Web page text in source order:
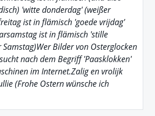
'witte donderdag' (weißer
ist in flämisch 'goede vrijdag'
ist in flämisch 'stille
Bilder von Osterglocken
nach dem Begriff 'Paasklokken'
im Internet.Zalig en vrolijk
(Frohe Ostern wünsche ich